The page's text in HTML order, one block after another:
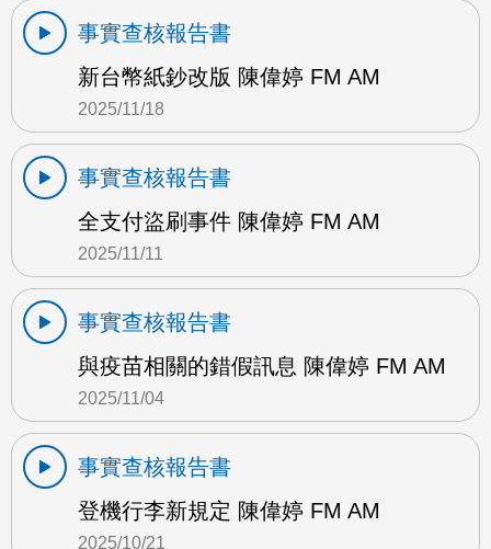
事實查核報告書
新台幣紙鈔改版 陳偉婷 FM AM
2025/11/18
事實查核報告書
全支付盜刷事件 陳偉婷 FM AM
2025/11/11
事實查核報告書
與疫苗相關的錯假訊息 陳偉婷 FM AM
2025/11/04
事實查核報告書
登機行李新規定 陳偉婷 FM AM
2025/10/21